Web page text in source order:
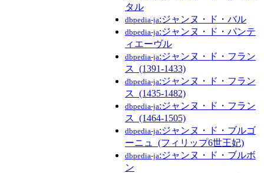
タル
dbpedia-ja:ジャンヌ・ド・バル
dbpedia-ja:ジャンヌ・ド・パンテ
ィエーヴル
dbpedia-ja:ジャンヌ・ド・フラン
ス_(1391-1433)
dbpedia-ja:ジャンヌ・ド・フラン
ス_(1435-1482)
dbpedia-ja:ジャンヌ・ド・フラン
ス_(1464-1505)
dbpedia-ja:ジャンヌ・ド・ブルゴ
ーニュ_(フィリップ6世王妃)
dbpedia-ja:ジャンヌ・ド・ブルボ
ン